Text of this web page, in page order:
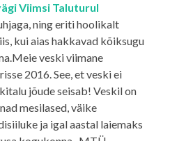
Viimsi Taluturul
ning eriti hoolikalt
kui aias hakkavad kõiksugu
veski viimane
2016. See, et veski ei
jõude seisab! Veskil on
mesilased, väike
ja igal aastal laiemaks